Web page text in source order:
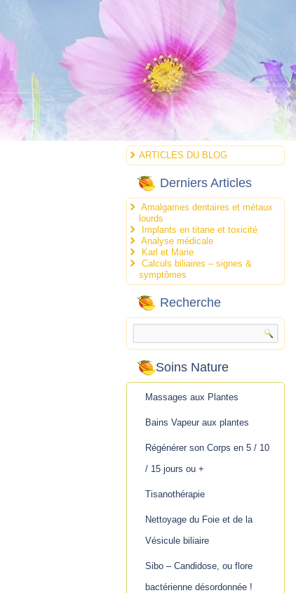
ARTICLES DU BLOG
Derniers Articles
Amalgames dentaires et métaux
lourds
Implants en titane et toxicité
Analyse médicale
Karl et Marie
Calculs biliaires – signes &
symptômes
Recherche
Soins Nature
Massages aux Plantes
Bains Vapeur aux plantes
Régénérer son Corps en 5 / 10
/ 15 jours ou +
Tisanothérapie
Nettoyage du Foie et de la
Vésicule biliaire
Sibo – Candidose, ou flore
bactérienne désordonnée !